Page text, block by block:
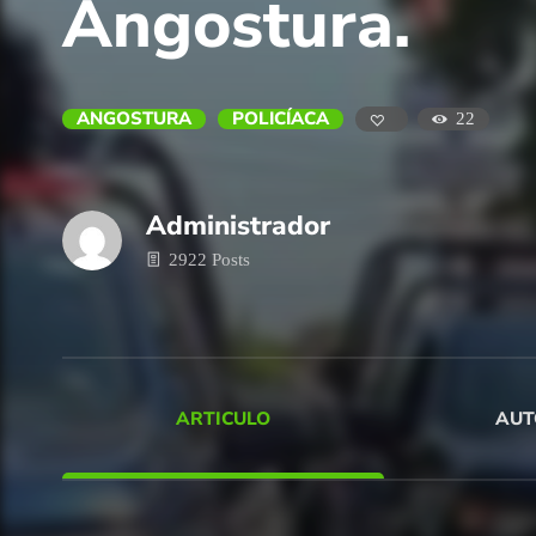
Angostura.
ANGOSTURA POLICÍACA 22
Administrador
2922 Posts
ARTICULO